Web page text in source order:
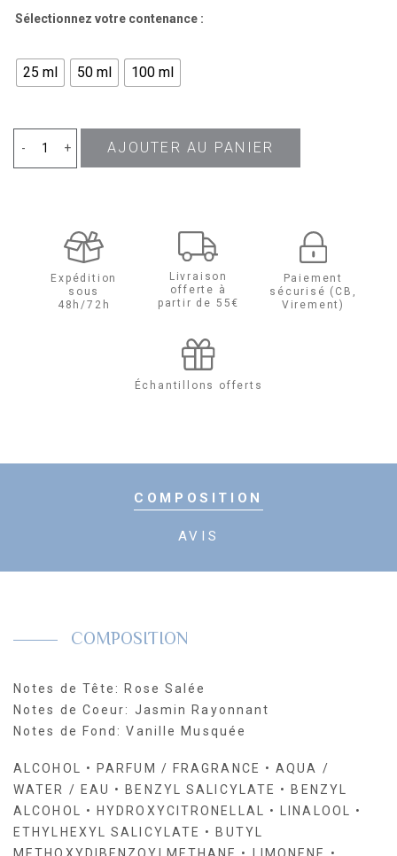
Sélectionnez votre contenance :
25 ml 50 ml 100 ml
+
- quantité AJOUTER AU PANIER
Expédition
sous
48h/72h
Livraison
offerte à
partir de 55€
Paiement
sécurisé (CB,
Virement)
Échantillons offerts
COMPOSITION
AVIS
COMPOSITION
Notes de Tête: Rose Salée
Notes de Coeur: Jasmin Rayonnant
Notes de Fond: Vanille Musquée
ALCOHOL • PARFUM / FRAGRANCE • AQUA /
WATER / EAU • BENZYL SALICYLATE • BENZYL
ALCOHOL • HYDROXYCITRONELLAL • LINALOOL •
ETHYLHEXYL SALICYLATE • BUTYL